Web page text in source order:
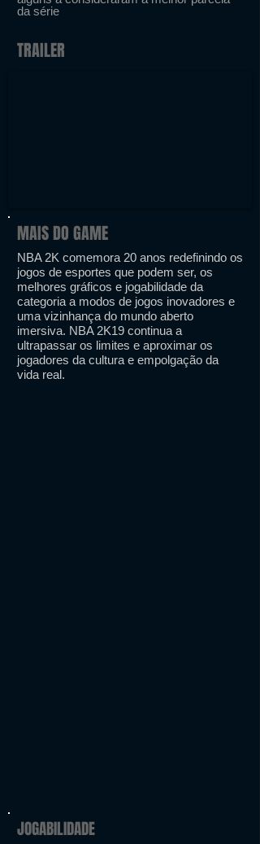
da série
TRAILER
MAIS DO GAME
NBA 2K comemora 20 anos redefinindo os
jogos de esportes que podem ser, os
melhores gráficos e jogabilidade da
categoria a modos de jogos inovadores e
uma vizinhança do mundo aberto
imersiva. NBA 2K19 continua a
ultrapassar os limites e aproximar os
jogadores da cultura e empolgação da
vida real.
JOGABILIDADE